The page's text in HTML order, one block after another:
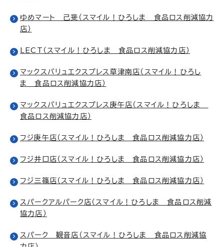
ゆめマート 己斐（スマイル！ひろしま 食品ロス削減協力
店）
LECT（スマイル！ひろしま 食品ロス削減協力店）
マックスバリュエクスプレス草津南店（スマイル！ひろし
ま 食品ロス削減協力店）
マックスバリュエクスプレス庚午店（スマイル！ひろしま
食品ロス削減協力店）
フジ庚午店（スマイル！ひろしま 食品ロス削減協力店）
フジ井口店（スマイル！ひろしま 食品ロス削減協力店）
フジ三篠店（スマイル！ひろしま 食品ロス削減協力店）
スパークアルパーク店（スマイル！ひろしま 食品ロス削減
協力店）
スパーク 観音店（スマイル！ひろしま 食品ロス削減協